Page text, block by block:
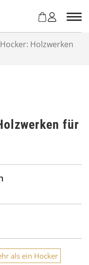
Holzwerken
für
als ein Hocker